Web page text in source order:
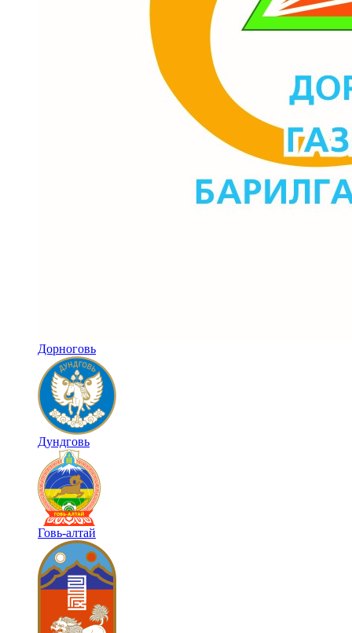
Дорноговь
Дундговь
Говь-алтай